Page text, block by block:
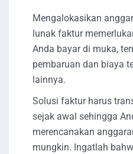
Mengalokasikan
lunak faktur
Anda bayar di muka,
pembaruan dan biaya
lainnya.
Solusi faktur harus
sejak awal sehingga
merencanakan
mungkin. Ingatlah